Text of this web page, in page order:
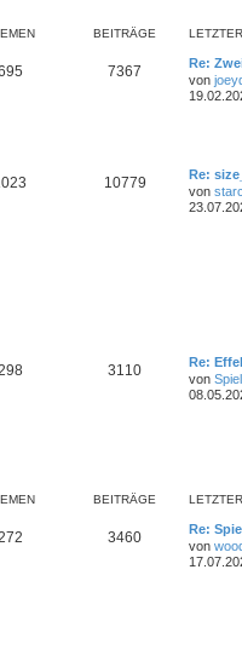
BEITRÄGE
7367
Re:
von
10779
Re:
von
3110
Re:
von
BEITRÄGE
3460
Re:
von